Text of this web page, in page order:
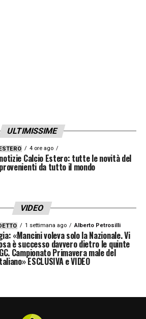
ULTIMISSIME
4 ore ago
Calcio Estero: tutte le novità del
da tutto il mondo
VIDEO
1 settimana ago Alberto Petrosilli
«Mancini voleva solo la Nazionale. Vi
è successo davvero dietro le quinte
Campionato Primavera male del
ESCLUSIVA e VIDEO